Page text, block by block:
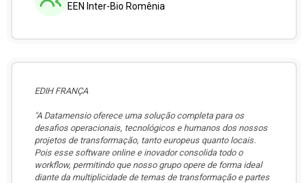
EEN Inter-Bio Romênia
EDIH FRANÇA
"A Datamensio oferece uma solução completa para os
desafios operacionais, tecnológicos e humanos dos nossos
projetos de transformação, tanto europeus quanto locais.
Pois esse software online e inovador consolida todo o
workflow, permitindo que nosso grupo opere de forma ideal
diante da multiplicidade de temas de transformação e partes